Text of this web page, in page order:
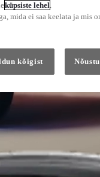
küpsiste lehel.
mida ei saa keelata ja mis
kõigist